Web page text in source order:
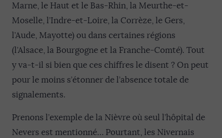
Marne, le Haut et le Bas-Rhin, la Meurthe-et-
Moselle, l’Indre-et-Loire, la Corrèze, le Gers,
l’Aude, Mayotte) ou dans certaines régions
(l’Alsace, la Bourgogne et la Franche-Comté). Tout
y va-t-il si bien que ces chiffres le disent ? On peut
pour le moins s’étonner de l’absence totale de
signalements.
Prenons l’exemple de la Nièvre où seul l’hôpital de
Nevers est mentionné… Pourtant, les Nivernais